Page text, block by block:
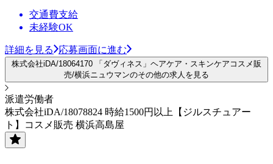
交通費支給
未経験OK
詳細を見る 応募画面に進む
株式会社iDA/18064170 「ダヴィネス」ヘアケア・スキンケアコスメ販
売/横浜ニュウマンのその他の求人を見る
派遣労働者
株式会社iDA/18078824 時給1500円以上【ジルスチュアー
ト】コスメ販売 横浜高島屋